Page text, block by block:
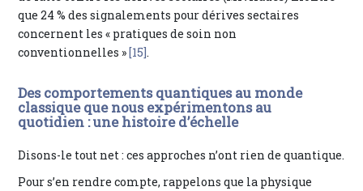
que 24 % des signalements pour dérives sectaires
concernent les « pratiques de soin non
conventionnelles »[15].
Des comportements quantiques au monde
classique que nous expérimentons au
quotidien : une histoire d’échelle
Disons-le tout net : ces approches n’ont rien de quantique.
Pour s’en rendre compte, rappelons que la physique